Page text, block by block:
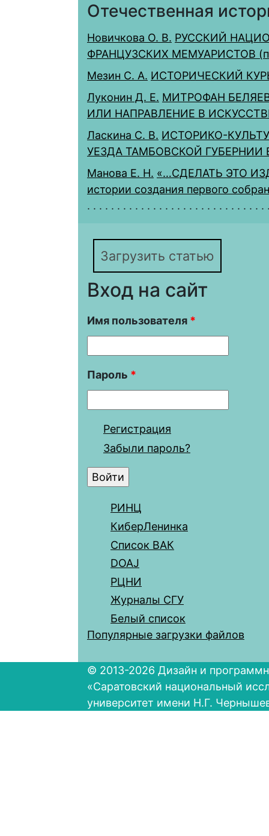
Отечественная
Новичкова О. В. РУССКИЙ
ФРАНЦУЗСКИХ МЕМУАРИСТОВ
Мезин С. А. ИСТОРИЧЕСКИЙ
Луконин Д. Е. МИТРОФАН
ИЛИ НАПРАВЛЕНИЕ В
Ласкина С. В. ИСТОРИКО-
УЕЗДА ТАМБОВСКОЙ ГУБЕРНИИ В
Манова Е. Н. «…СДЕЛАТЬ ЭТО
истории создания первого
Загрузить статью
Вход на сайт
Имя пользователя *
Пароль *
Регистрация
Забыли пароль?
РИНЦ
КиберЛенинка
Список ВАК
DOAJ
РЦНИ
Журналы СГУ
Белый список
Популярные загрузки файлов
© 2013-2026 Дизайн и
«Саратовский национальный
университет имени Н.Г.